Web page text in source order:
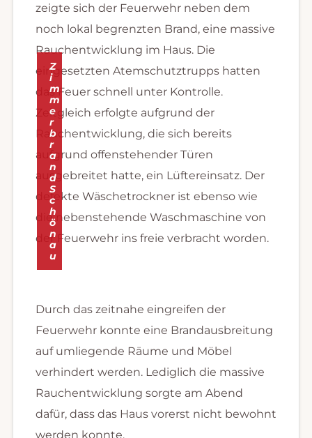
zeigte sich der Feuerwehr neben dem
noch lokal begrenzten Brand, eine massive
Rauchentwicklung im Haus. Die
eingesetzten Atemschutztrupps hatten
das Feuer schnell unter Kontrolle.
Zeitgleich erfolgte aufgrund der
Rauchentwicklung, die sich bereits
aufgrund offenstehender Türen
ausgebreitet hatte, ein Lüftereinsatz. Der
defekte Wäschetrockner ist ebenso wie
die nebenstehende Waschmaschine von
der Feuerwehr ins freie verbracht worden.
Z
i
m
m
e
r
b
r
a
n
d
S
c
h
ö
n
a
u
Durch das zeitnahe eingreifen der
Feuerwehr konnte eine Brandausbreitung
auf umliegende Räume und Möbel
verhindert werden. Lediglich die massive
Rauchentwicklung sorgte am Abend
dafür, dass das Haus vorerst nicht bewohnt
werden konnte.